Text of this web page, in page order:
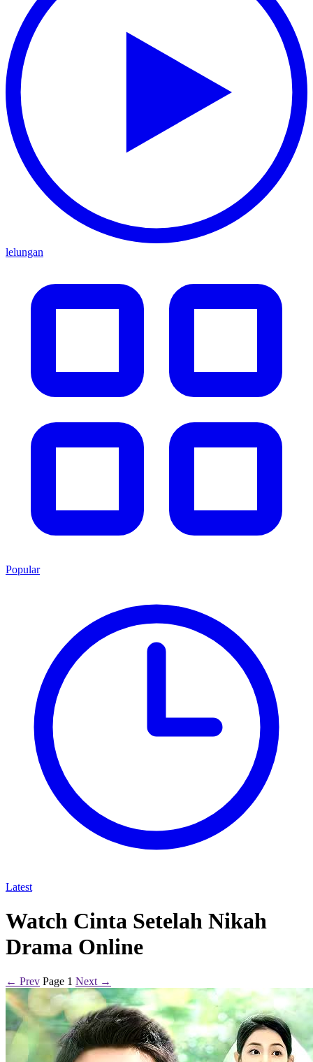
lelungan
Popular
Latest
Watch Cinta Setelah Nikah
Drama Online
← Prev Page 1 Next →